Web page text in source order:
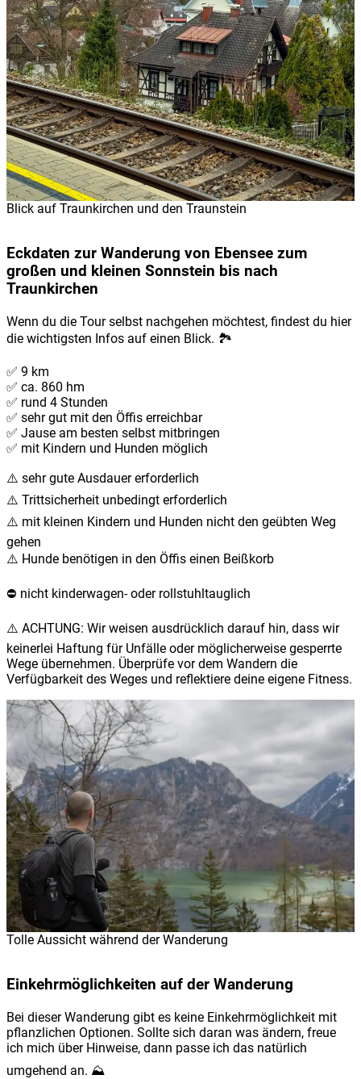
Blick auf Traunkirchen und den Traunstein
Eckdaten zur Wanderung von Ebensee zum
großen und kleinen Sonnstein bis nach
Traunkirchen
Wenn du die Tour selbst nachgehen möchtest, findest du hier
die wichtigsten Infos auf einen Blick. 🏞️
✅ 9 km
✅ ca. 860 hm
✅ rund 4 Stunden
✅ sehr gut mit den Öffis erreichbar
✅ Jause am besten selbst mitbringen
✅ mit Kindern und Hunden möglich
⚠️ sehr gute Ausdauer erforderlich
⚠️ Trittsicherheit unbedingt erforderlich
⚠️ mit kleinen Kindern und Hunden nicht den geübten Weg
gehen
⚠️ Hunde benötigen in den Öffis einen Beißkorb
⛔️ nicht kinderwagen- oder rollstuhltauglich
⚠️ ACHTUNG: Wir weisen ausdrücklich darauf hin, dass wir
keinerlei Haftung für Unfälle oder möglicherweise gesperrte
Wege übernehmen. Überprüfe vor dem Wandern die
Verfügbarkeit des Weges und reflektiere deine eigene Fitness.
Tolle Aussicht während der Wanderung
Einkehrmöglichkeiten auf der Wanderung
Bei dieser Wanderung gibt es keine Einkehrmöglichkeit mit
pflanzlichen Optionen. Sollte sich daran was ändern, freue
ich mich über Hinweise, dann passe ich das natürlich
umgehend an. ⛰️